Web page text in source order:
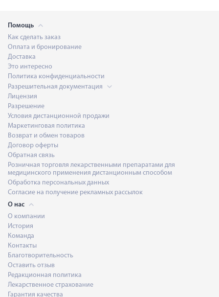
Помощь
Как сделать заказ
Оплата и бронирование
Доставка
Это интересно
Политика конфиденциальности
Разрешительная документация
Лицензия
Разрешение
Условия дистанционной продажи
Маркетинговая политика
Возврат и обмен товаров
Договор оферты
Обратная связь
Розничная торговля лекарственными препаратами для
медицинского применения дистанционным способом
Обработка персональных данных
Согласие на получение рекламных рассылок
О нас
О компании
История
Команда
Контакты
Благотворительность
Оставить отзыв
Редакционная политика
Лекарственное страхование
Гарантия качества